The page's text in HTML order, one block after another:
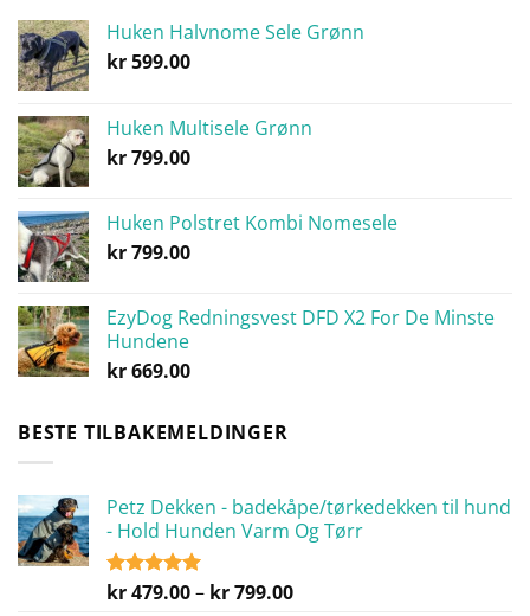
Huken Halvnome Sele Grønn
kr599.00
Huken Multisele Grønn
kr799.00
Huken Polstret Kombi Nomesele
kr799.00
EzyDog Redningsvest DFD X2 For De Minste
Hundene
kr669.00
BESTE TILBAKEMELDINGER
Petz Dekken - badekåpe/tørkedekken til hund
- Hold Hunden Varm Og Tørr
Vurdert
kr479.00– kr799.00Prisområde: